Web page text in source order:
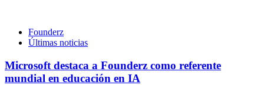
Founderz
Últimas noticias
Microsoft destaca a Founderz como referente
mundial en educación en IA